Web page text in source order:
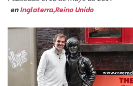
enInglaterra,Reino Unido